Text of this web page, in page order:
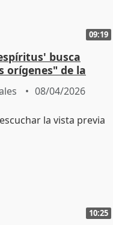
09:19
busca
orígenes" de la
08/04/2026
10:25